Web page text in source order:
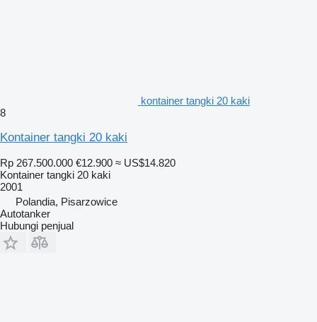
kontainer tangki 20 kaki
8
Kontainer tangki 20 kaki
Rp 267.500.000 €12.900 ≈ US$14.820
Kontainer tangki 20 kaki
2001
Polandia, Pisarzowice
Autotanker
Hubungi penjual